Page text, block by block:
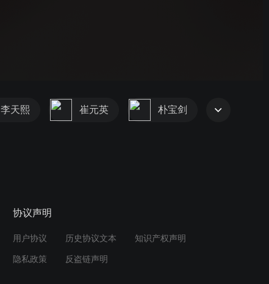
李天熙 崔元英 朴宝剑
协议声明
用户协议 历史协议文本 知识产权声明
隐私政策 反盗链声明